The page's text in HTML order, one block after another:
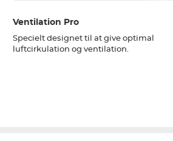
Ventilation Pro
Specielt designet til at give optimal
luftcirkulation og ventilation.